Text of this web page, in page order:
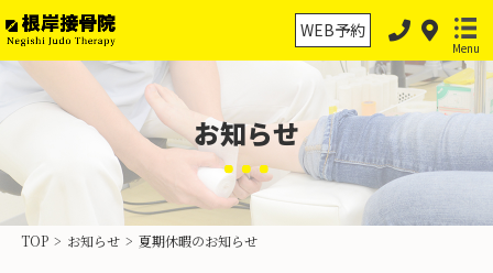
お知らせ
WEB予約
Menu
ホーム
保険診療
TOP > お知らせ > 夏期休暇のお知らせ